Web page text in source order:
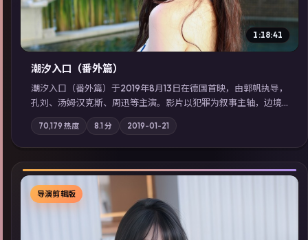
1:18:41
潮汐入口（番外篇）
潮汐入口（番外篇）于2019年8月13日在德国首映，由郭帆执导，
孔刘、汤姆·汉克斯、周迅等主演。影片以犯罪为叙事主轴，边境
小镇的平静被一封匿名信彻底打破；摄影与配乐强化地域气质；
站内亦可通过「国产免费观看高清电视剧在线看」延展检索同类
型高分佳作，畅享高清在线追剧体验。
70,179 热度 8.1 分 2019-01-21
导演剪辑版